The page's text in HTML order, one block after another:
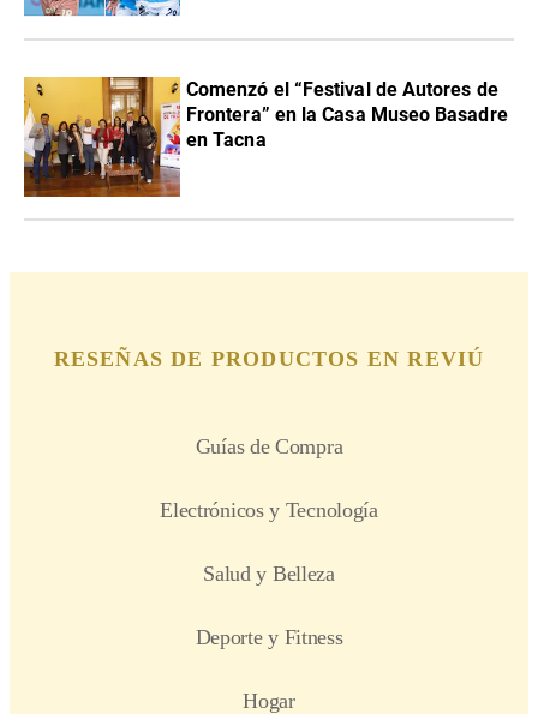
Comenzó el “Festival de Autores de
Frontera” en la Casa Museo Basadre
en Tacna